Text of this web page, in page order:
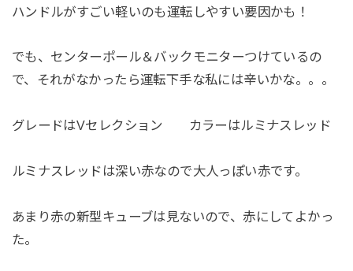
ハンドルがすごい軽いのも運転しやすい要因かも！
でも、センターポール＆バックモニターつけているの
で、それがなかったら運転下手な私には辛いかな。。。
グレードはVセレクション カラーはルミナスレッド
ルミナスレッドは深い赤なので大人っぽい赤です。
あまり赤の新型キューブは見ないので、赤にしてよかっ
た。